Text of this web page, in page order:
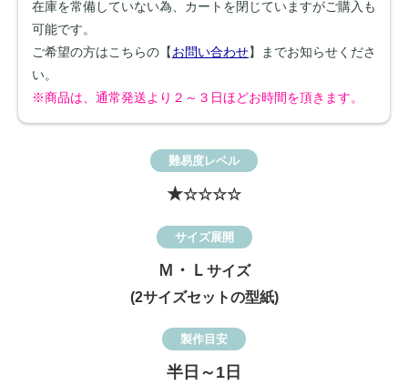
在庫を常備していない為、カートを閉じていますがご購入も
可能です。
ご希望の方はこちらの【お問い合わせ】までお知らせくださ
い。
※商品は、通常発送より２～３日ほどお時間を頂きます。
難易度レベル
★☆☆☆☆
サイズ展開
Ｍ・Ｌ サイズ
(2サイズセットの型紙)
製作目安
半日～1日